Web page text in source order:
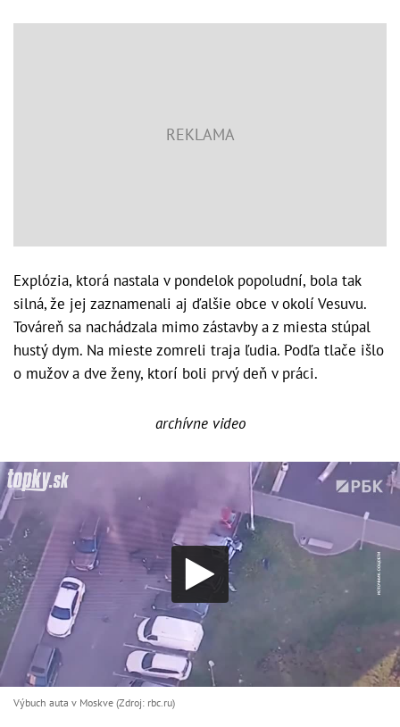
Explózia, ktorá nastala v pondelok popoludní, bola tak
silná, že jej zaznamenali aj ďalšie obce v okolí Vesuvu.
Továreň sa nachádzala mimo zástavby a z miesta stúpal
hustý dym. Na mieste zomreli traja ľudia. Podľa tlače išlo
o mužov a dve ženy, ktorí boli prvý deň v práci.
archívne video
Výbuch auta v Moskve (Zdroj: rbc.ru)